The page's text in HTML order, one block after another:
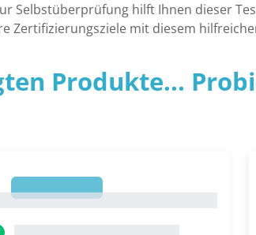
Selbstüberprüfung hilft Ihnen dieser
Zertifizierungsziele mit diesem
Produkte...